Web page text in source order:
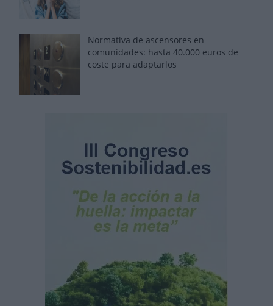
Normativa de ascensores en
comunidades: hasta 40.000 euros de
coste para adaptarlos